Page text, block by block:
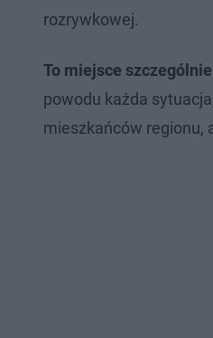
rozrywkowej.
To miejsce
powodu każda
mieszkańców regionu,